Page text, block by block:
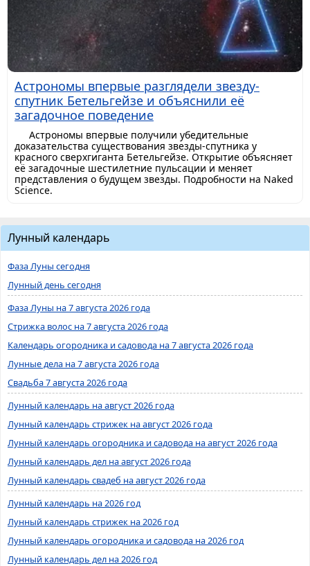
Астрономы впервые разглядели звезду-
спутник Бетельгейзе и объяснили её
загадочное поведение
Астрономы впервые получили убедительные
доказательства существования звезды-спутника у
красного сверхгиганта Бетельгейзе. Открытие объясняет
её загадочные шестилетние пульсации и меняет
представления о будущем звезды. Подробности на Naked
Science.
Лунный календарь
Фаза Луны сегодня
Лунный день сегодня
Фаза Луны на 7 августа 2026 года
Стрижка волос на 7 августа 2026 года
Календарь огородника и садовода на 7 августа 2026 года
Лунные дела на 7 августа 2026 года
Свадьба 7 августа 2026 года
Лунный календарь на август 2026 года
Лунный календарь стрижек на август 2026 года
Лунный календарь огородника и садовода на август 2026 года
Лунный календарь дел на август 2026 года
Лунный календарь свадеб на август 2026 года
Лунный календарь на 2026 год
Лунный календарь стрижек на 2026 год
Лунный календарь огородника и садовода на 2026 год
Лунный календарь дел на 2026 год